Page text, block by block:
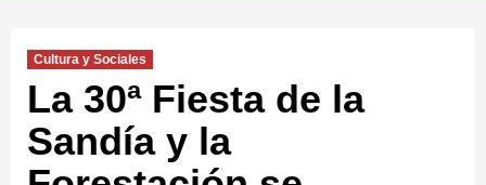
Cultura y Sociales
La 30ª Fiesta de la
Sandía y la